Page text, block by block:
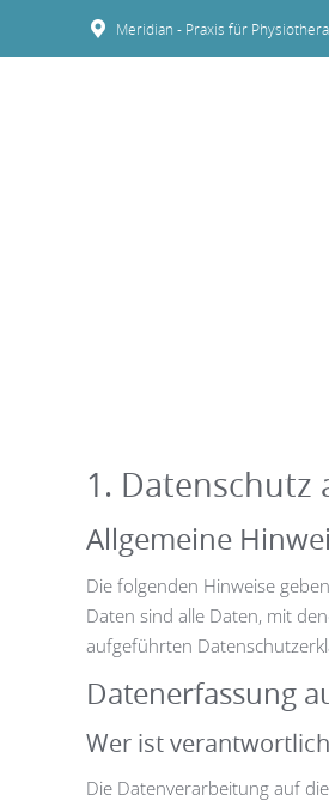
Meridian - Praxis für
1. Datenschutz
Allgemeine
Die folgenden Hinweise
Daten sind alle Daten, mit
aufgeführten
Datenerfassung
Wer ist
Die Datenverarbeitung auf